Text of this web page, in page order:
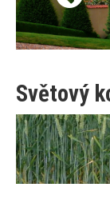
Světový